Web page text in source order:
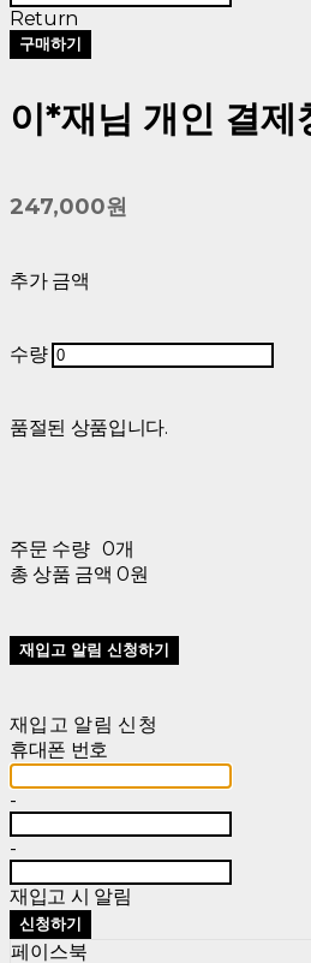
Return
구매하기
이*재님 개인 결제
247,000원
추가 금액
수량
품절된 상품입니다.
주문 수량 0개
총 상품 금액 0원
재입고 알림 신청하기
재입고 알림 신청
휴대폰 번호
-
-
재입고 시 알림
신청하기
페이스북